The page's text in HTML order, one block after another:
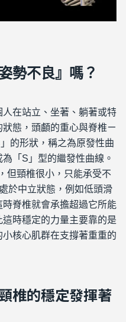
勢不良』嗎？
在站立、坐著、躺著或特
態，頭顱的重心與脊椎ㄧ
的形狀，稱之為原發性曲
「S」型的繼發性曲線。
但頸椎很小，只能承受不
於中立狀態，例如低頭滑
脊椎就會承擔超過它所能
時穩定的力量主要靠的是
核心肌群在支撐著重重的
椎的穩定發揮著